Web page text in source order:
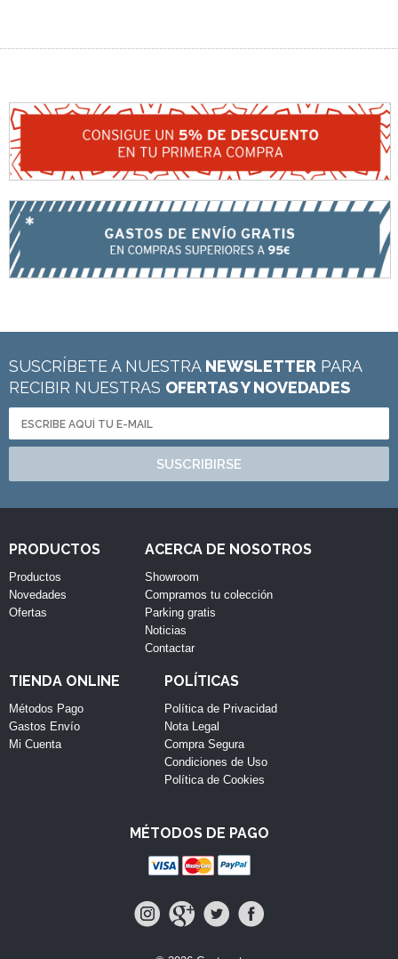
SUSCRÍBETE A NUESTRA NEWSLETTER PARA
RECIBIR NUESTRAS OFERTAS Y NOVEDADES
SUSCRIBIRSE
PRODUCTOS
Productos
Novedades
Ofertas
ACERCA DE NOSOTROS
Showroom
Compramos tu colección
Parking gratis
Noticias
Contactar
TIENDA ONLINE
Métodos Pago
Gastos Envío
Mi Cuenta
POLÍTICAS
Política de Privacidad
Nota Legal
Compra Segura
Condiciones de Uso
Política de Cookies
MÉTODOS DE PAGO